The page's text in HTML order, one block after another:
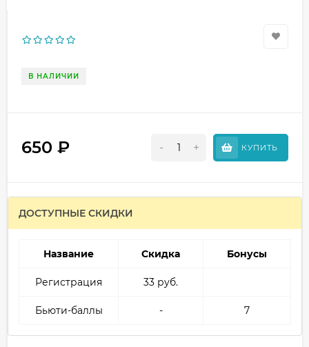
В НАЛИЧИИ
650 ₽ - + КУПИТЬ
ДОСТУПНЫЕ СКИДКИ
Название Скидка Бонусы
Регистрация 33 руб.
Бьюти-баллы - 7